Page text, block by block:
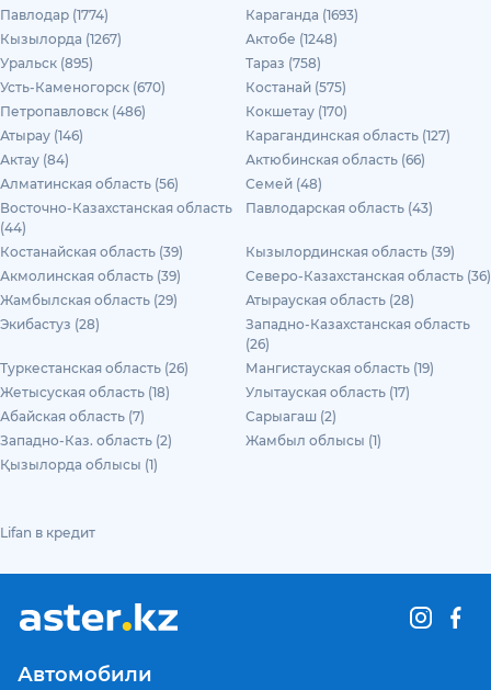
Павлодар (1774)
Караганда (1693)
Кызылорда (1267)
Актобе (1248)
Уральск (895)
Тараз (758)
Усть-Каменогорск (670)
Костанай (575)
Петропавловск (486)
Кокшетау (170)
Атырау (146)
Карагандинская область (127)
Актау (84)
Актюбинская область (66)
Алматинская область (56)
Семей (48)
Восточно-Казахстанская область
(44)
Павлодарская область (43)
Костанайская область (39)
Кызылординская область (39)
Акмолинская область (39)
Северо-Казахстанская область (36)
Жамбылская область (29)
Атырауская область (28)
Экибастуз (28)
Западно-Казахстанская область
(26)
Туркестанская область (26)
Мангистауская область (19)
Жетысуская область (18)
Улытауская область (17)
Абайская область (7)
Сарыагаш (2)
Западно-Каз. область (2)
Жамбыл облысы (1)
Қызылорда облысы (1)
Lifan в кредит
Автомобили